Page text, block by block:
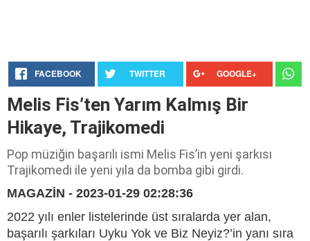
FACEBOOK TWITTER GOOGLE+
Melis Fis’ten Yarım Kalmış Bir
Hikaye, Trajikomedi
Pop müziğin başarılı ismi Melis Fis’in yeni şarkısı
Trajikomedi ile yeni yıla da bomba gibi girdi.
MAGAZİN - 2023-01-29 02:28:36
2022 yılı enler listelerinde üst sıralarda yer alan,
başarılı şarkıları Uyku Yok ve Biz Neyiz?’in yanı sıra